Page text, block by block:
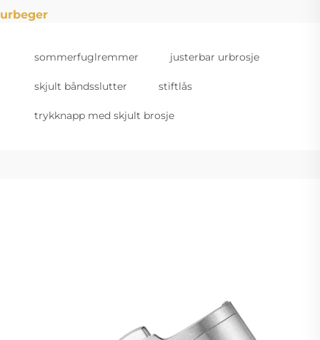
urbeger
sommerfuglremmer justerbar urbrosje
skjult båndsslutter stiftlås
trykknapp med skjult brosje